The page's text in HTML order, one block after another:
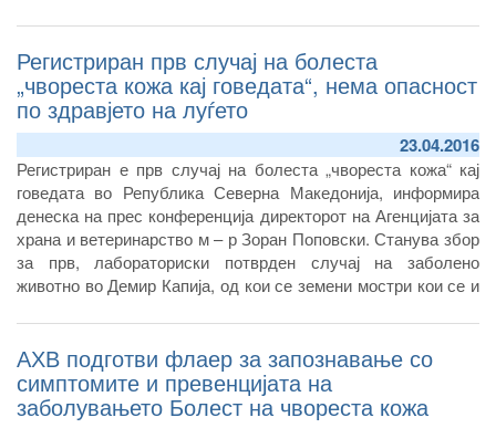
Регистриран прв случај на болеста
„чвореста кожа кај говедата“, нема опасност
по здравјето на луѓето
23.04.2016
Регистриран е прв случај на болеста „чвореста кожа“ кај
говедата во Република Северна Македонија, информира
денеска на прес конференција директорот на Агенцијата за
храна и ветеринарство м – р Зоран Поповски. Станува збор
за прв, лабораториски потврден случај на заболено
животно во Демир Капија, од кои се земени мостри кои се и
АХВ подготви флаер за запознавање со
симптомите и превенцијата на
заболувањето Болест на чвореста кожа